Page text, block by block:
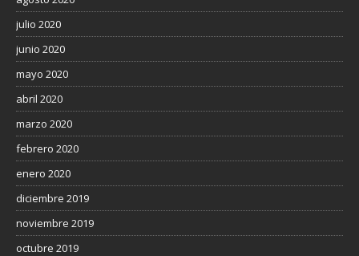
julio 2020
junio 2020
mayo 2020
abril 2020
marzo 2020
febrero 2020
enero 2020
diciembre 2019
noviembre 2019
octubre 2019